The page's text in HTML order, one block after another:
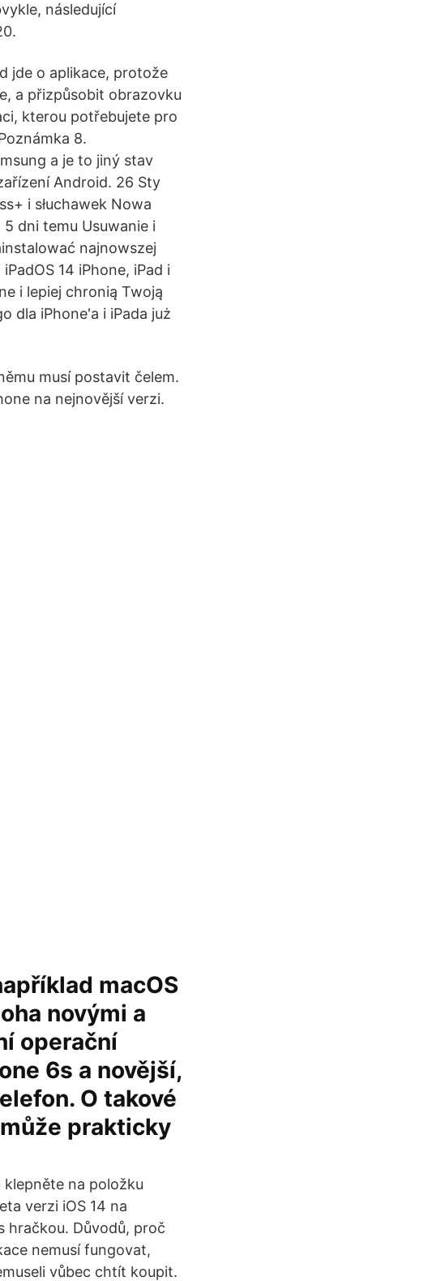
následující
jde o aplikace, protože
a přizpůsobit obrazovku
kterou potřebujete pro
8.
a je to jiný stav
Android. 26 Sty
i słuchawek Nowa
dni temu Usuwanie i
najnowszej
14 iPhone, iPad i
i lepiej chronią Twoją
dla iPhone'a i iPada już
musí postavit čelem.
na nejnovější verzi.
macOS
novými a
operační
6s a novější,
O takové
prakticky
na položku
verzi iOS 14 na
hračkou. Důvodů, proč
nemusí fungovat,
vůbec chtít koupit.